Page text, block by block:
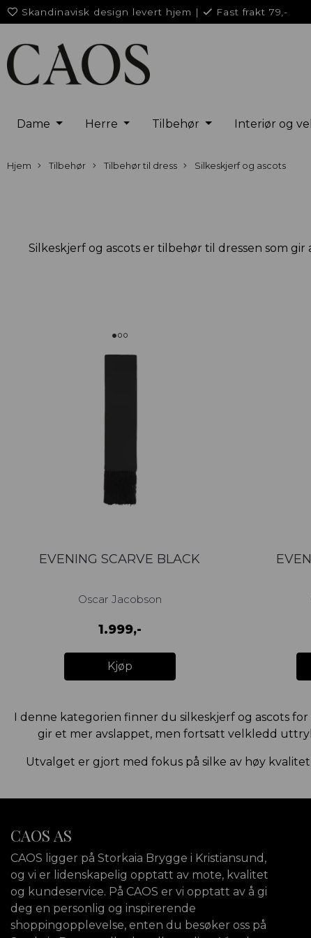
Skandinavisk design levert hjem | Fast frakt 79,-
Dame Herre Tilbehør Interiør og
Hjem Tilbehør Tilbehør til dress Silkeskjerf og ascots
Silkeskjerf og ascots er tilbehør til dressen som
EVENING SCARVE BLACK
Oscar Jacobson
1.999,-
Kjøp
I denne kategorien finner du silkeskjerf og ascots
gir et mer avslappet, men fortsatt velkledd
Utvalget er gjort med fokus på silke av høy
CAOS AS
CAOS ligger på Storkaia Brygge i Kristiansund,
og vi er lidenskapelig opptatt av mote, kvalitet
og kundeservice. På CAOS er vi opptatt av å gi
deg en personlig og inspirerende
shoppingopplevelse, enten du besøker oss på